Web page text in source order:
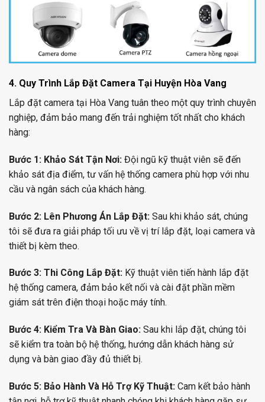
4. Quy Trình Lắp Đặt Camera Tại Huyện Hòa Vang
Lắp đặt camera tại Hòa Vang tuân theo một quy trình chuyên
nghiệp, đảm bảo mang đến trải nghiệm tốt nhất cho khách
hàng:
Bước 1: Khảo Sát Tận Nơi: Đội ngũ kỹ thuật viên sẽ đến
khảo sát địa điểm, tư vấn hệ thống camera phù hợp với nhu
cầu và ngân sách của khách hàng.
Bước 2: Lên Phương Án Lắp Đặt: Sau khi khảo sát, chúng
tôi sẽ đưa ra giải pháp tối ưu về vị trí lắp đặt, loại camera và
thiết bị kèm theo.
Bước 3: Thi Công Lắp Đặt: Kỹ thuật viên tiến hành lắp đặt
hệ thống camera, đảm bảo kết nối và cài đặt phần mềm
giám sát trên điện thoại hoặc máy tính.
Bước 4: Kiểm Tra Và Bàn Giao: Sau khi lắp đặt, chúng tôi
sẽ kiểm tra toàn bộ hệ thống, hướng dẫn khách hàng sử
dụng và bàn giao đầy đủ thiết bị.
Bước 5: Bảo Hành Và Hỗ Trợ Kỹ Thuật: Cam kết bảo hành